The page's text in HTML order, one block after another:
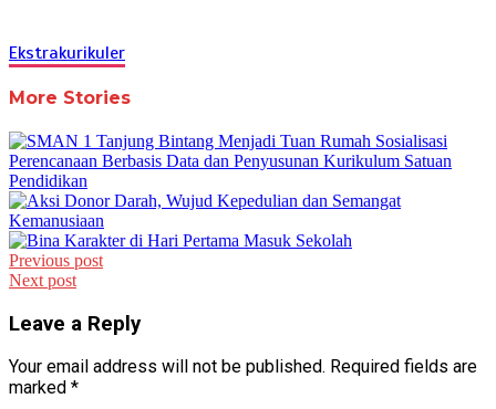
Ekstrakurikuler
More Stories
Post
navigation
Previous post
Next post
Leave a Reply
Your email address will not be published. Required fields are
marked *